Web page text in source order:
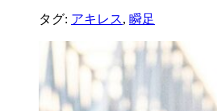
タグ: アキレス, 瞬足